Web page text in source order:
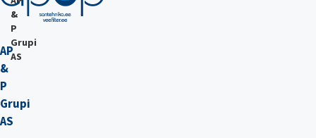
AP
&
P
Grupi
AS
&
P
Grupi
AS